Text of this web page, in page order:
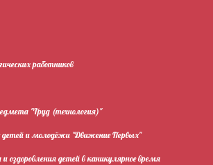
работников
"Труд (технология)"
детей и молодёжи "Движение Первых"
оздоровления детей в каникулярное время